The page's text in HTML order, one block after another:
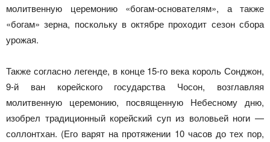
молитвенную церемонию «богам-основателям», а также
«богам» зерна, поскольку в октябре проходит сезон сбора
урожая.
Также согласно легенде, в конце 15-го века король Сонджон,
9-й ван корейского государства Чосон, возглавляя
молитвенную церемонию, посвященную Небесному дню,
изобрел традиционный корейский суп из воловьей ноги —
соллонтхан. (Его варят на протяжении 10 часов до тех пор,